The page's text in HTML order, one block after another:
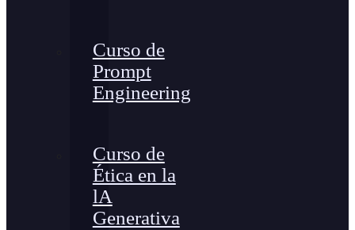
Curso de
Prompt
Engineering
Curso de
Ética en la
lA
Generativa